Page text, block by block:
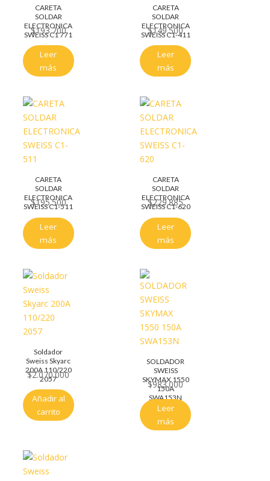
CARETA
SOLDAR
ELECTRONICA
SWEISS C1 771
$193.700
Leer
más
CARETA
SOLDAR
ELECTRONICA
SWEISS C1-411
$149.500
Leer
más
CARETA
SOLDAR
ELECTRONICA
SWEISS C1-511
$195.500
Leer
más
CARETA
SOLDAR
ELECTRONICA
SWEISS C1-620
$229.885
Leer
más
Soldador
Sweiss Skyarc
200A 110/220
2057
$2.070.000
Añadir al
carrito
SOLDADOR
SWEISS
SKYMAX 1550
150A
SWA153N
$983.000
Leer
más